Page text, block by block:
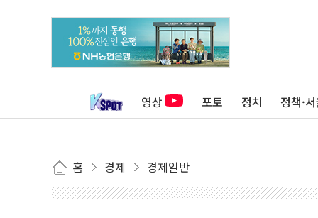
영상 포토 정치 정책·
홈 경제 경제일반